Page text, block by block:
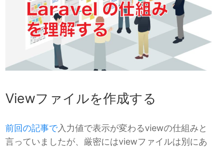
Viewファイルを作成する
前回の記事で入力値で表示が変わるviewの仕組みと
言っていましたが、厳密にはviewファイルは別にあ